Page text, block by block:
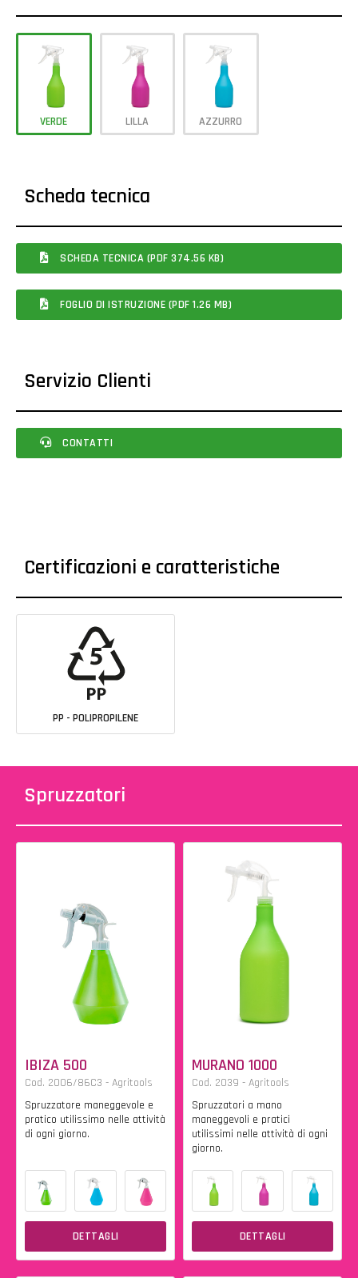
VERDE LILLA AZZURRO
Scheda tecnica
SCHEDA TECNICA (PDF 374.56 KB)
FOGLIO DI ISTRUZIONE (PDF 1.26 MB)
Servizio Clienti
CONTATTI
Certificazioni e caratteristiche
PP - POLIPROPILENE
Spruzzatori
IBIZA 500
Cod. 2006/86C3 - Agritools
Spruzzatore maneggevole e
pratico utilissimo nelle attività
di ogni giorno.
DETTAGLI
MURANO 1000
Cod. 2039 - Agritools
Spruzzatori a mano
maneggevoli e pratici
utilissimi nelle attività di ogni
giorno.
DETTAGLI